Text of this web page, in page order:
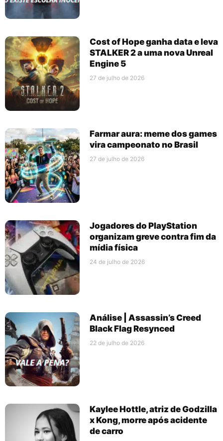
Cost of Hope ganha data e leva
STALKER 2 a uma nova Unreal
Engine 5
27 de julho de 2026
Farmar aura: meme dos games
vira campeonato no Brasil
27 de julho de 2026
Jogadores do PlayStation
organizam greve contra fim da
mídia física
24 de julho de 2026
Análise | Assassin’s Creed
Black Flag Resynced
22 de julho de 2026
Kaylee Hottle, atriz de Godzilla
x Kong, morre após acidente
de carro